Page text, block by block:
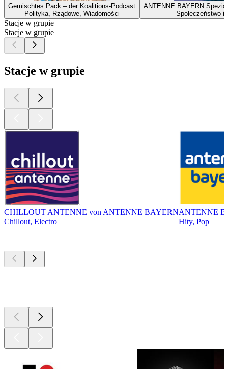
Gemischtes Pack – der Koalitions-Podcast
Polityka, Rządowe, Wiadomości
ANTENNE BAYERN
Społeczeństwo i
Stacje w grupie
Stacje w grupie
Stacje w grupie
CHILLOUT ANTENNE von ANTENNE BAYERN
Chillout, Electro
ANTENNE
Hity, Pop